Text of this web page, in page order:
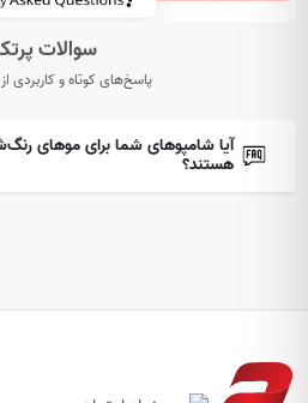
سوالات
پاسخ‌های کوتاه و کاربردی
آیا شامپوهای شما برای موهای
هستند؟